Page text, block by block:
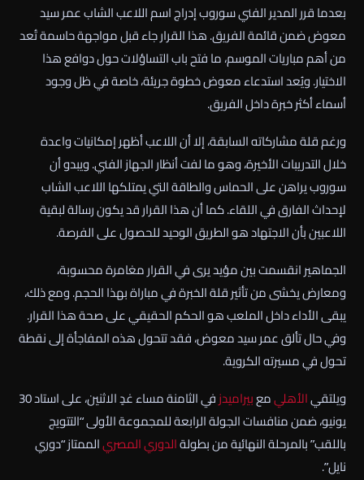
بعدما قرر المدير الفني سوروب إدراج اسم اللاعب الشاب عمر سيد
معوض ضمن قائمة الفريق. هذا القرار جاء قبل مواجهة حاسمة تُعد
من أهم مباريات الموسم، ما فتح باب التساؤلات حول دوافع هذا
الاختيار. ويُعد استدعاء معوض خطوة جريئة، خاصة في ظل وجود
أسماء أكثر خبرة داخل الفريق.
ورغم قلة مشاركاته السابقة، إلا أن اللاعب أظهر إمكانيات واعدة
خلال التدريبات الأخيرة، وهو ما لفت أنظار الجهاز الفني. ويبدو أن
سوروب يراهن على الحماس والطاقة التي يمتلكها اللاعب الشاب
لإحداث الفارق في اللقاء. كما أن هذا القرار قد يكون رسالة لبقية
اللاعبين بأن الاجتهاد هو الطريق الوحيد للحصول على الفرصة.
الجماهير انقسمت بين مؤيد يرى في القرار مغامرة محسوبة،
ومعارض يخشى من تأثير قلة الخبرة في مباراة بهذا الحجم. ومع ذلك،
يبقى الأداء داخل الملعب هو الحكم الحقيقي على صحة هذا القرار.
وفي حال تألق عمر سيد معوض، فقد تتحول هذه المفاجأة إلى نقطة
تحول في مسيرته الكروية.
ويلتقيالأهليمعبيراميدز
في الثامنة مساء غدٍ الاثنين، على استاد 30
يونيو، ضمن منافسات الجولة الرابعة للمجموعة الأولى “التتويج
باللقب” بالمرحلة النهائية من بطولةالدوري المصريالممتاز “دوري
نايل”.